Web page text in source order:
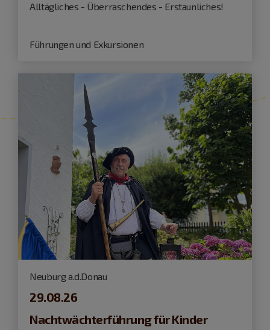
Alltägliches - Überraschendes - Erstaunliches!
Führungen und Exkursionen
Neuburg a.d.Donau
29.08.26
Nachtwächterführung für Kinder